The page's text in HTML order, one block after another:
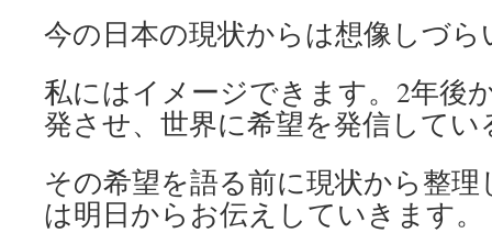
今の日本の現状からは想像しづ
私にはイメージできます。2年後
発させ、世界に希望を発信してい
その希望を語る前に現状から整
は明日からお伝えしていきます。